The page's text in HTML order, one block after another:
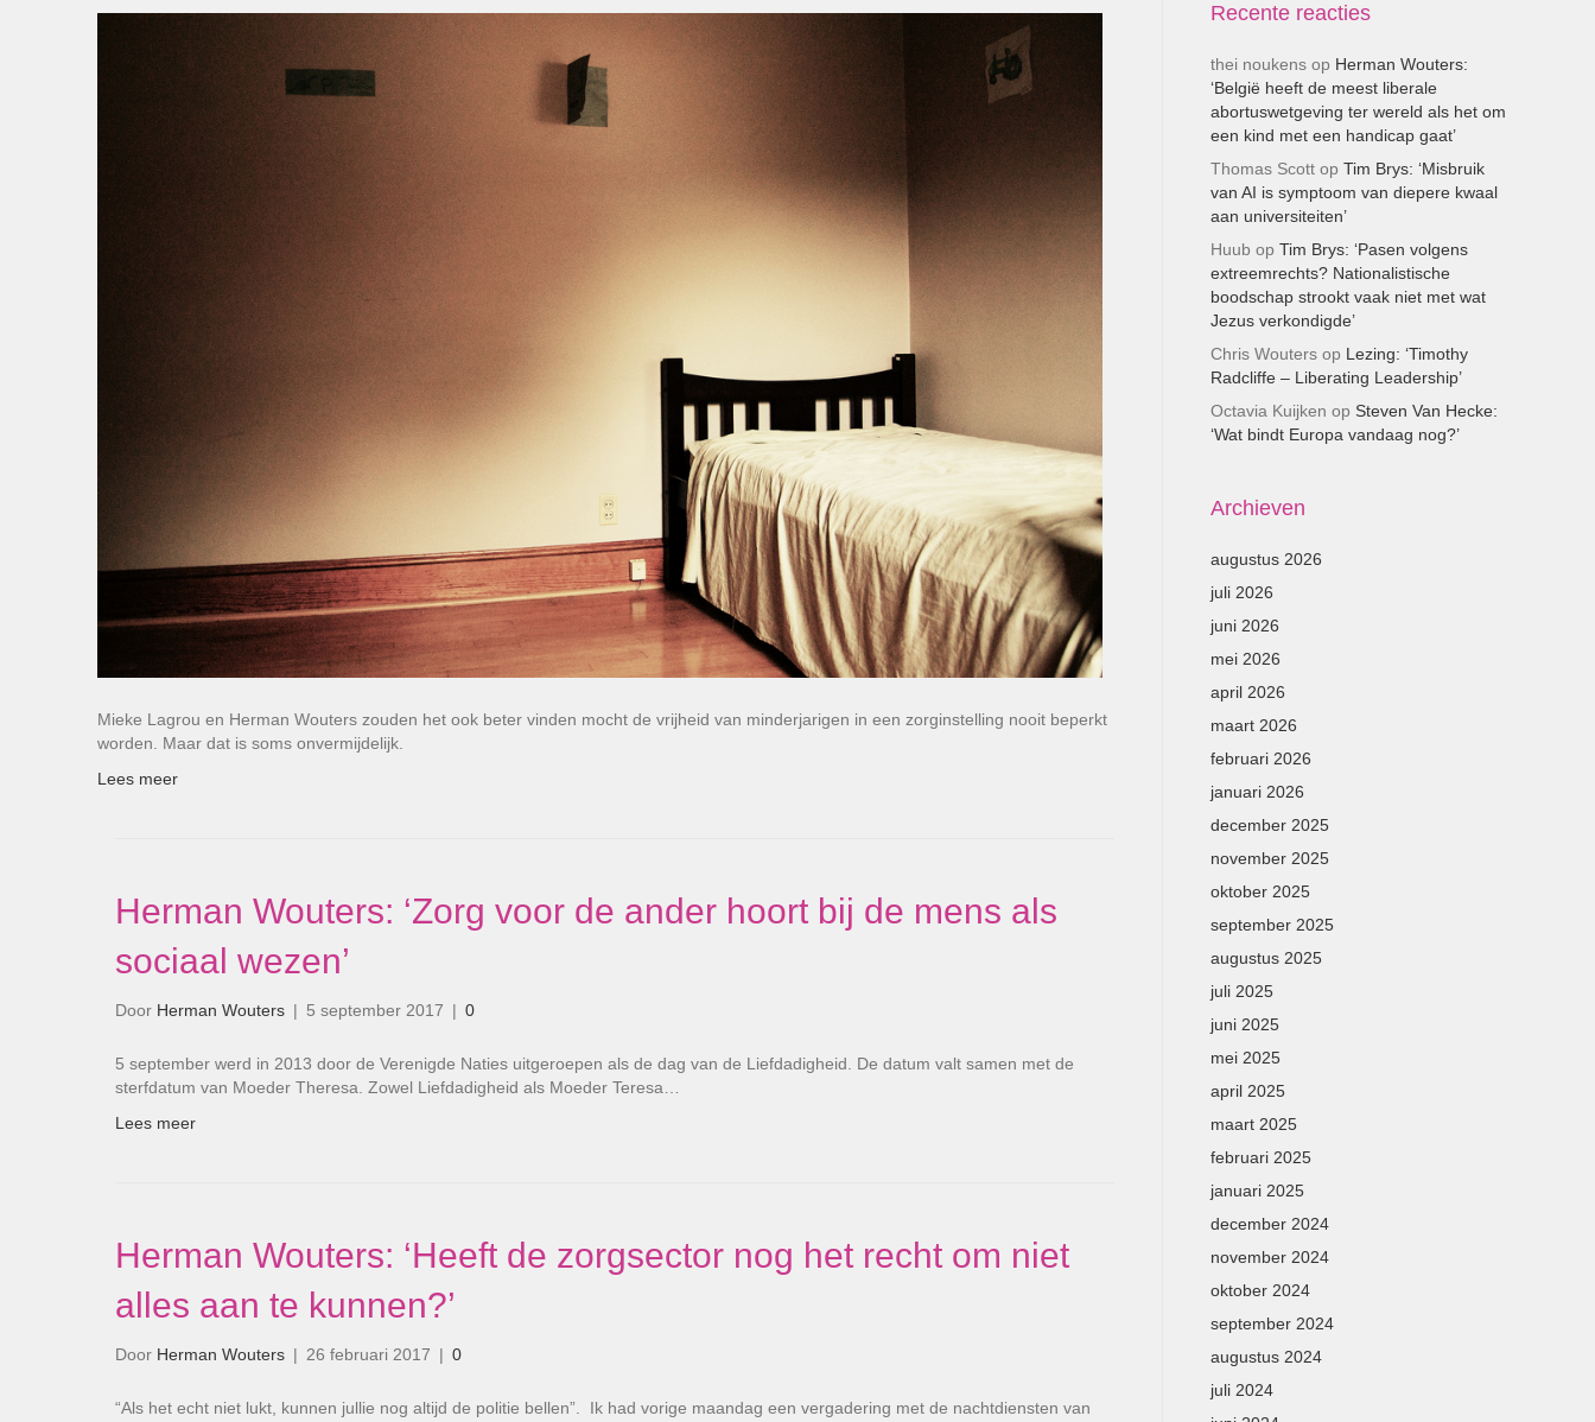
Mieke Lagrou en Herman Wouters zouden het ook beter vinden mocht de vrijheid van minderjarigen in een zorginstelling nooit beperkt
worden. Maar dat is soms onvermijdelijk.
Lees meer
Herman Wouters: ‘Zorg voor de ander hoort bij de mens als
sociaal wezen’
Door Herman Wouters | 5 september 2017 | 0
5 september werd in 2013 door de Verenigde Naties uitgeroepen als de dag van de Liefdadigheid. De datum valt samen met de
sterfdatum van Moeder Theresa. Zowel Liefdadigheid als Moeder Teresa…
Lees meer
Herman Wouters: ‘Heeft de zorgsector nog het recht om niet
alles aan te kunnen?’
Door Herman Wouters | 26 februari 2017 | 0
“Als het echt niet lukt, kunnen jullie nog altijd de politie bellen”. Ik had vorige maandag een vergadering met de nachtdiensten van
Recente reacties
thei noukensop Herman Wouters:
‘België heeft de meest liberale
abortuswetgeving ter wereld als het om
een kind met een handicap gaat’
Thomas Scottop Tim Brys: ‘Misbruik
van AI is symptoom van diepere kwaal
aan universiteiten’
Huub op Tim Brys: ‘Pasen volgens
extreemrechts? Nationalistische
boodschap strookt vaak niet met wat
Jezus verkondigde’
Chris Woutersop Lezing: ‘Timothy
Radcliffe – Liberating Leadership’
Octavia Kuijken op Steven Van Hecke:
‘Wat bindt Europa vandaag nog?’
Archieven
augustus 2026
juli 2026
juni 2026
mei 2026
april 2026
maart 2026
februari 2026
januari 2026
december 2025
november 2025
oktober 2025
september 2025
augustus 2025
juli 2025
juni 2025
mei 2025
april 2025
maart 2025
februari 2025
januari 2025
december 2024
november 2024
oktober 2024
september 2024
augustus 2024
juli 2024